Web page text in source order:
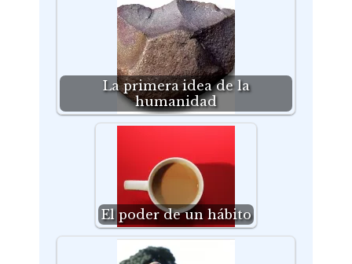
La primera idea de la
humanidad
El poder de un hábito